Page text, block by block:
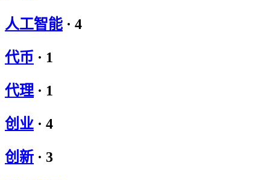
人工智能 · 4
代币 · 1
代理 · 1
创业 · 4
创新 · 3